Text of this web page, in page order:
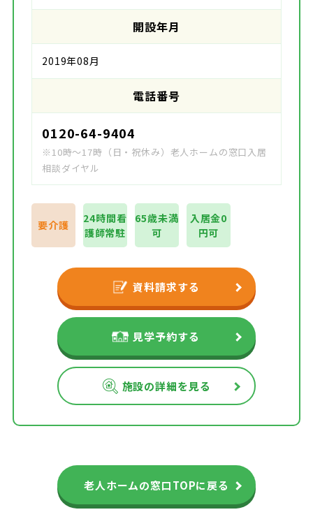
開設年月
2019年08月
電話番号
0120-64-9404
※10時～17時（日・祝休み）老人ホームの窓口入居
相談ダイヤル
要介護
24時間看
護師常駐
65歳未満
可
入居金0
円可
資料請求する
見学予約する
施設の詳細を見る
老人ホームの窓口TOPに戻る